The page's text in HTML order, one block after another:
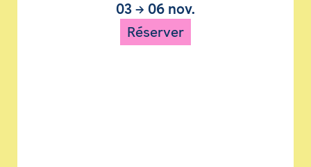
03 → 06 nov.
Réserver